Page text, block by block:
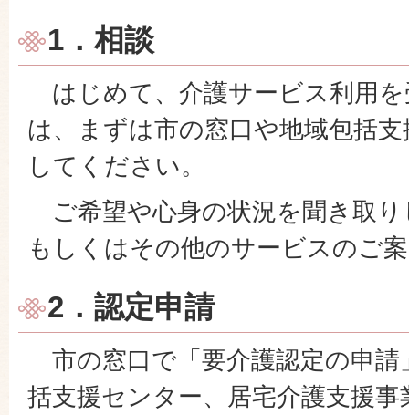
1．相談
はじめて、介護サービス利用
は、まずは市の窓口や地域包括
してください。
ご希望や心身の状況を聞き取り
もしくはその他のサービスのご
2．認定申請
市の窓口で「要介護認定の申請
括支援センター、居宅介護支援